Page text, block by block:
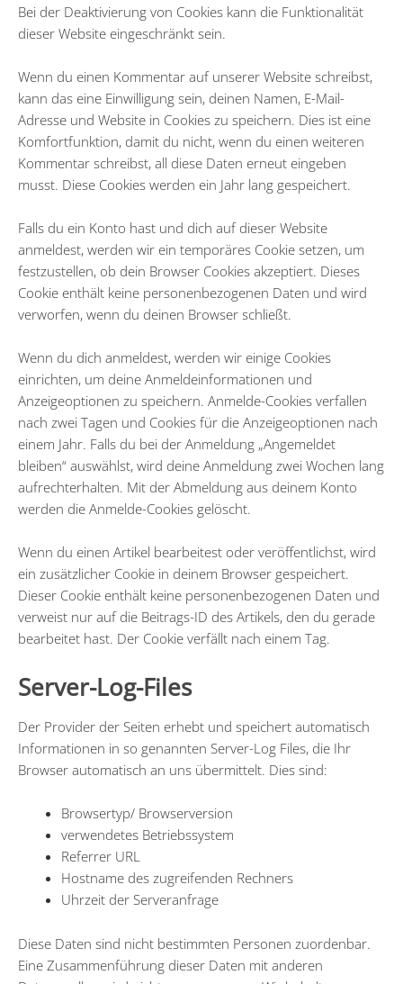
Bei der Deaktivierung von Cookies kann die Funktionalität
dieser Website eingeschränkt sein.
Wenn du einen Kommentar auf unserer Website schreibst,
kann das eine Einwilligung sein, deinen Namen, E-Mail-
Adresse und Website in Cookies zu speichern. Dies ist eine
Komfortfunktion, damit du nicht, wenn du einen weiteren
Kommentar schreibst, all diese Daten erneut eingeben
musst. Diese Cookies werden ein Jahr lang gespeichert.
Falls du ein Konto hast und dich auf dieser Website
anmeldest, werden wir ein temporäres Cookie setzen, um
festzustellen, ob dein Browser Cookies akzeptiert. Dieses
Cookie enthält keine personenbezogenen Daten und wird
verworfen, wenn du deinen Browser schließt.
Wenn du dich anmeldest, werden wir einige Cookies
einrichten, um deine Anmeldeinformationen und
Anzeigeoptionen zu speichern. Anmelde-Cookies verfallen
nach zwei Tagen und Cookies für die Anzeigeoptionen nach
einem Jahr. Falls du bei der Anmeldung „Angemeldet
bleiben“ auswählst, wird deine Anmeldung zwei Wochen lang
aufrechterhalten. Mit der Abmeldung aus deinem Konto
werden die Anmelde-Cookies gelöscht.
Wenn du einen Artikel bearbeitest oder veröffentlichst, wird
ein zusätzlicher Cookie in deinem Browser gespeichert.
Dieser Cookie enthält keine personenbezogenen Daten und
verweist nur auf die Beitrags-ID des Artikels, den du gerade
bearbeitet hast. Der Cookie verfällt nach einem Tag.
Server-Log-Files
Der Provider der Seiten erhebt und speichert automatisch
Informationen in so genannten Server-Log Files, die Ihr
Browser automatisch an uns übermittelt. Dies sind:
Browsertyp/ Browserversion
verwendetes Betriebssystem
Referrer URL
Hostname des zugreifenden Rechners
Uhrzeit der Serveranfrage
Diese Daten sind nicht bestimmten Personen zuordenbar.
Eine Zusammenführung dieser Daten mit anderen